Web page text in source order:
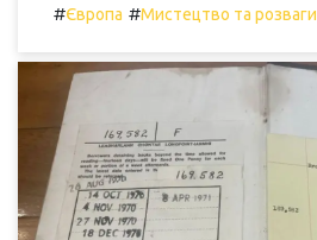
#Європа #Мистецтво та розваги